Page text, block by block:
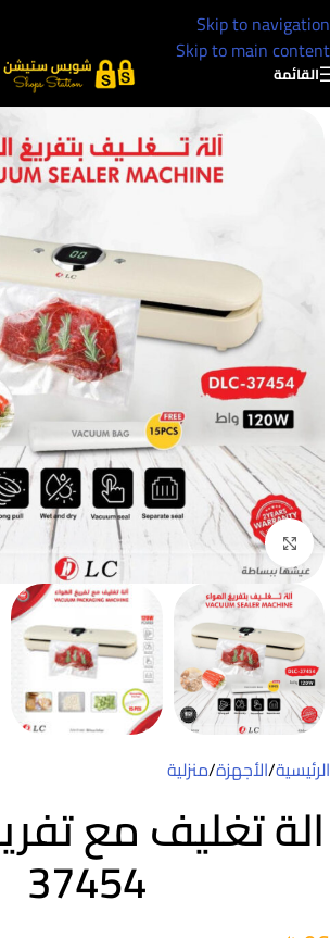
Skip to navigation
Skip to main content
القائمة
Click to enlarge
الرئيسية/الأجهزة/منزلية
الة تغليف مع
37454